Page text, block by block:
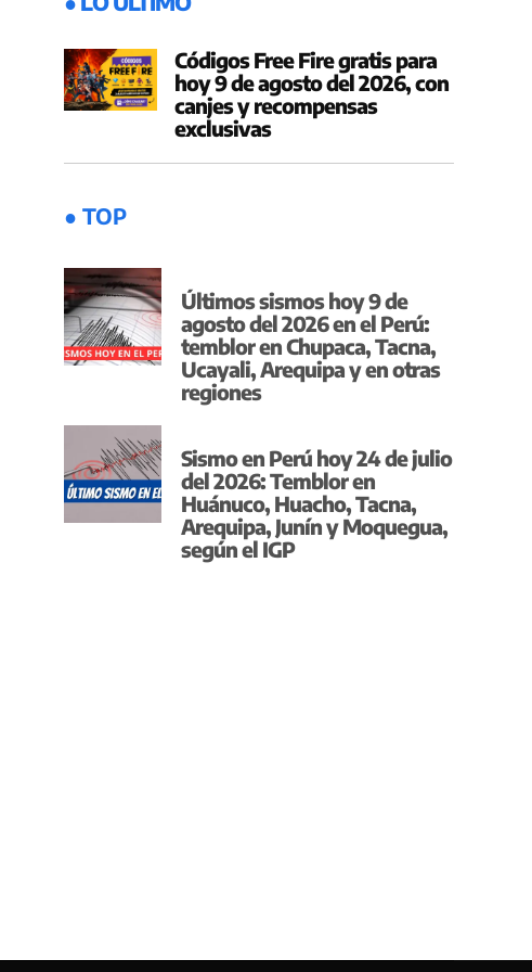
Códigos Free Fire gratis para
hoy 9 de agosto del 2026, con
canjes y recompensas
exclusivas
● TOP
Últimos sismos hoy 9 de
agosto del 2026 en el Perú:
temblor en Chupaca, Tacna,
Ucayali, Arequipa y en otras
regiones
Sismo en Perú hoy 24 de julio
del 2026: Temblor en
Huánuco, Huacho, Tacna,
Arequipa, Junín y Moquegua,
según el IGP